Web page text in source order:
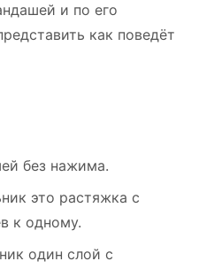
и по его
как поведёт
без нажима.
это растяжка с
к одному.
один слой с